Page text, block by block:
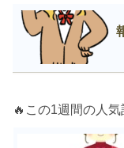
🔥この1週間の人